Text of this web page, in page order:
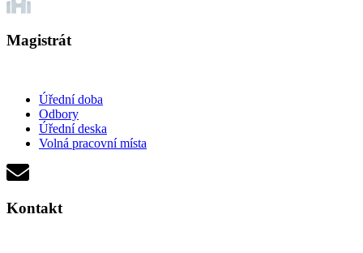
Magistrát
Úřední doba
Odbory
Úřední deska
Volná pracovní místa
Kontakt